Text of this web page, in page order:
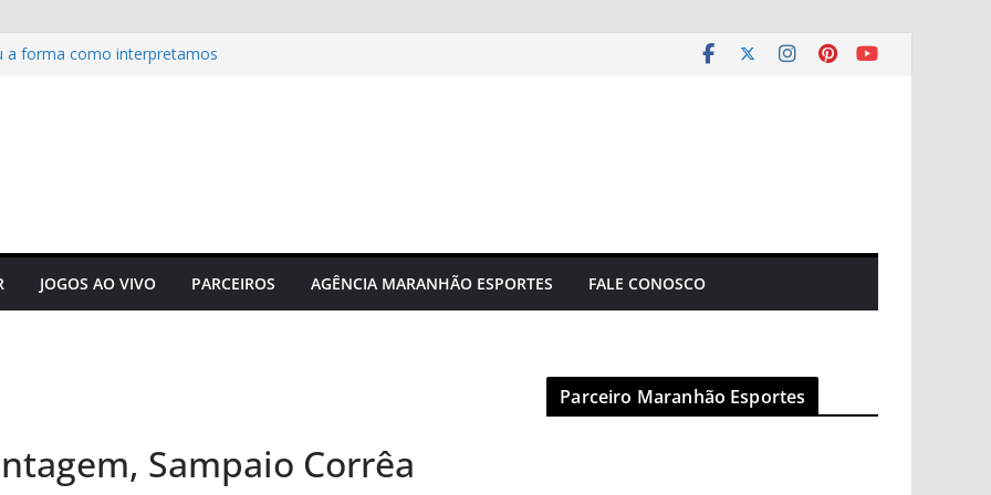
a forma como interpretamos
Sul-americano FIA
acontecerá em outubro em
JOGOS AO VIVO PARCEIROS AGÊNCIA MARANHÃO ESPORTES FALE CONOSCO
Sampaio Corrêa
Parceiro Maranhão Esportes